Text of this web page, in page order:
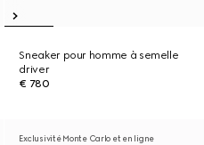
Sneaker pour homme à semelle
driver
€ 780
Exclusivité Monte Carlo et en ligne